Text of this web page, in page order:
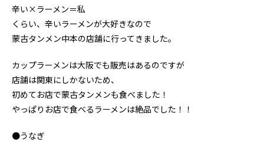
辛い×ラーメン＝私
くらい、辛いラーメンが大好きなので
蒙古タンメン中本の店舗に行ってきました。
カップラーメンは大阪でも販売はあるのですが
店舗は関東にしかないため、
初めてお店で蒙古タンメンも食べました！
やっぱりお店で食べるラーメンは絶品でした！！
●うなぎ